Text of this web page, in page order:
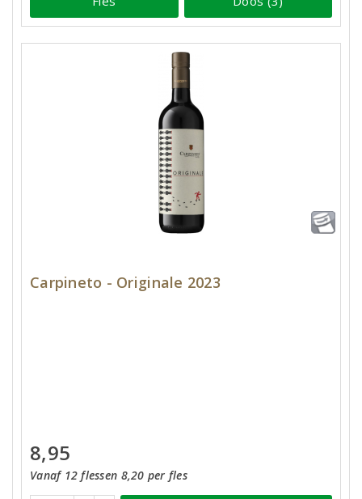
Carpineto - Originale 2023
8,95
Vanaf 12 flessen 8,20 per fles